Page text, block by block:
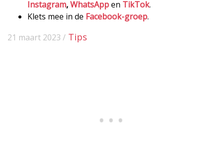
Instagram,WhatsAppen TikTok.
Klets mee in de Facebook-groep.
21 maart 2023 / Tips